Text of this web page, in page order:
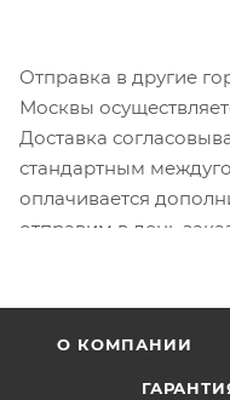
Отправка в другие
Москвы
Доставка
стандартным
оплачивается
отправим в день
О КОМПАНИИ